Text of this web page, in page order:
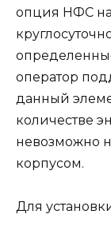
опция НФС
оператор
данный
количестве
невозможно
корпусом.
Для